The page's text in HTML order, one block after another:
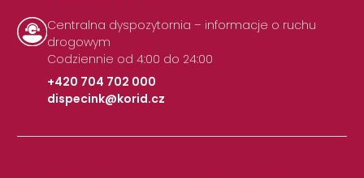
Centralna dyspozytornia – informacje o ruchu
drogowym
Codziennie od 4:00 do 24:00
+420 704 702 000
|
dispecink@korid.cz